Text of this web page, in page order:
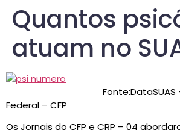
Quantos
atuam no
Fonte:DataSUAS –
Federal – CFP
Os Jornais do CFP e CRP – 04